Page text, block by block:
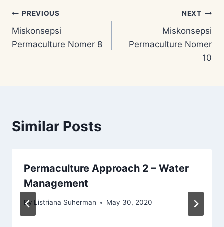
Post
navigation
PREVIOUS
Miskonsepsi
Permaculture Nomer 8
NEXT
Miskonsepsi
Permaculture Nomer
10
Similar Posts
Permaculture Approach 2 – Water
Management
By Listriana Suherman May 30, 2020